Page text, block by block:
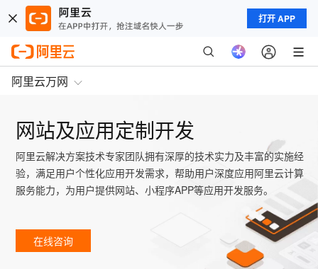
打开 APP
阿里云万网
网站及应用定制开发
阿里云解决方案技术专家团队拥有深厚的技术实力及丰富的实施经
验，满足用户个性化应用开发需求，帮助用户深度应用阿里云计算
服务能力，为用户提供网站、小程序APP等应用开发服务。
在线咨询